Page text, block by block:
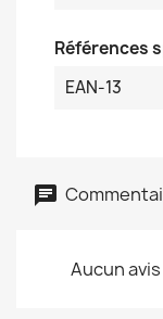
Références
EAN-13
Aucun